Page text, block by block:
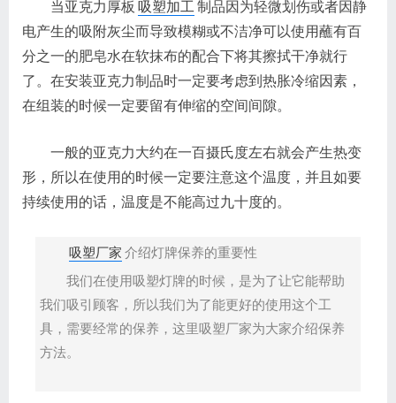
当亚克力厚板 吸塑加工 制品因为轻微划伤或者因静
电产生的吸附灰尘而导致模糊或不洁净可以使用蘸有百
分之一的肥皂水在软抹布的配合下将其擦拭干净就行
了。在安装亚克力制品时一定要考虑到热胀冷缩因素，
在组装的时候一定要留有伸缩的空间间隙。
一般的亚克力大约在一百摄氏度左右就会产生热变
形，所以在使用的时候一定要注意这个温度，并且如要
持续使用的话，温度是不能高过九十度的。
吸塑厂家 介绍灯牌保养的重要性
我们在使用吸塑灯牌的时候，是为了让它能帮助
我们吸引顾客，所以我们为了能更好的使用这个工
具，需要经常的保养，这里吸塑厂家为大家介绍保养
方法。